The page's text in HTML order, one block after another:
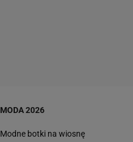
MODA 2026
Modne botki na wiosnę